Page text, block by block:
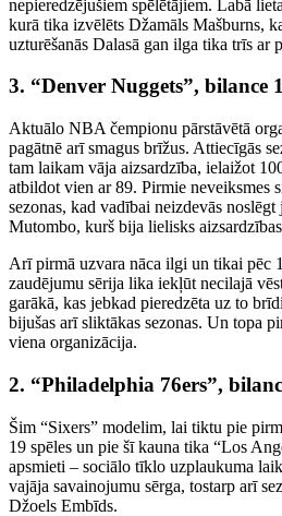
nepieredzējušiem spēlētājiem. Labā
kurā tika izvēlēts Džamāls Mašburns,
uzturēšanās Dalasā gan ilga tika trīs ar
3. “Denver Nuggets”, bilance
Aktuālo NBA čempionu pārstāvētā
pagātnē arī smagus brīžus. Attiecīgās
tam laikam vāja aizsardzība, ielaižot
atbildot vien ar 89. Pirmie neveiksmes
sezonas, kad vadībai neizdevās
Mutombo, kurš bija lielisks
Arī pirmā uzvara nāca ilgi un tikai pēc
zaudējumu sērija lika iekļūt necilajā
garākā, kas jebkad pieredzēta uz to
bijušas arī sliktākas sezonas. Un topa
viena organizācija.
2. “Philadelphia 76ers”,
Šim “Sixers” modelim, lai tiktu pie
19 spēles un pie šī kauna tika “Los
apsmieti – sociālo tīklo uzplaukuma
vajāja savainojumu sērga, tostarp arī
Džoels Embīds.